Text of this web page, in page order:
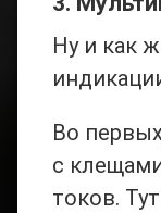
Ну и как
Во
с
токов.